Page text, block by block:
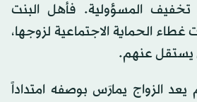
المسؤولية. فأهل البنت
الحماية الاجتماعية لزوجها،
يستقل عنهم.
يعد الزواج يمارَس بوصفه امتداداً